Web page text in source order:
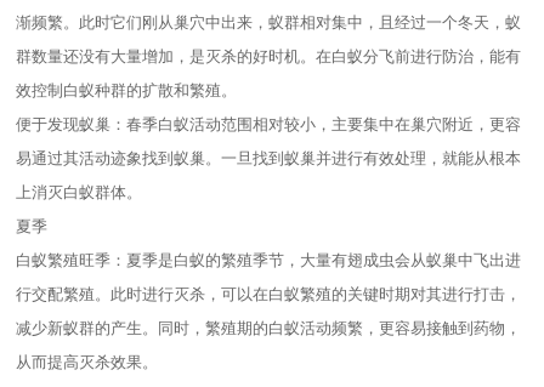
渐频繁。此时它们刚从巢穴中出来，蚁群相对集中，且经过一个冬天，蚁
群数量还没有大量增加，是灭杀的好时机。在白蚁分飞前进行防治，能有
效控制白蚁种群的扩散和繁殖。
便于发现蚁巢：春季白蚁活动范围相对较小，主要集中在巢穴附近，更容
易通过其活动迹象找到蚁巢。一旦找到蚁巢并进行有效处理，就能从根本
上消灭白蚁群体。
夏季
白蚁繁殖旺季：夏季是白蚁的繁殖季节，大量有翅成虫会从蚁巢中飞出进
行交配繁殖。此时进行灭杀，可以在白蚁繁殖的关键时期对其进行打击，
减少新蚁群的产生。同时，繁殖期的白蚁活动频繁，更容易接触到药物，
从而提高灭杀效果。